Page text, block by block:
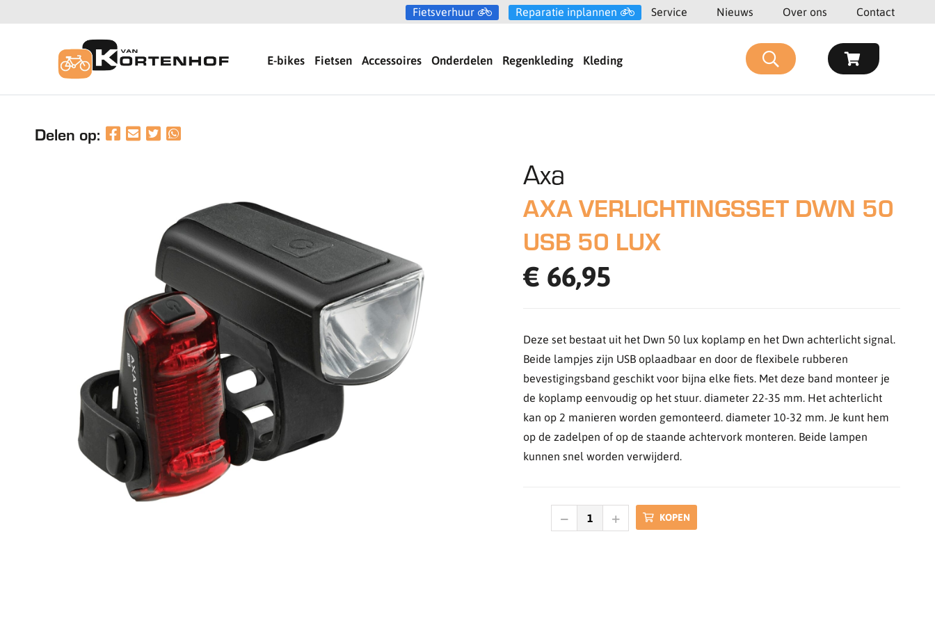
Fietsverhuur Reparatie inplannen Service Nieuws Over ons Contact
E-bikes Fietsen Accessoires Onderdelen Regenkleding Kleding
Delen op:
Axa
AXA VERLICHTINGSSET DWN 50
USB 50 LUX
€ 66,95
Deze set bestaat uit het Dwn 50 lux koplamp en het Dwn achterlicht signal.
Beide lampjes zijn USB oplaadbaar en door de flexibele rubberen
bevestigingsband geschikt voor bijna elke fiets. Met deze band monteer je
de koplamp eenvoudig op het stuur. diameter 22-35 mm. Het achterlicht
kan op 2 manieren worden gemonteerd. diameter 10-32 mm. Je kunt hem
op de zadelpen of op de staande achtervork monteren. Beide lampen
kunnen snel worden verwijderd.
KOPEN